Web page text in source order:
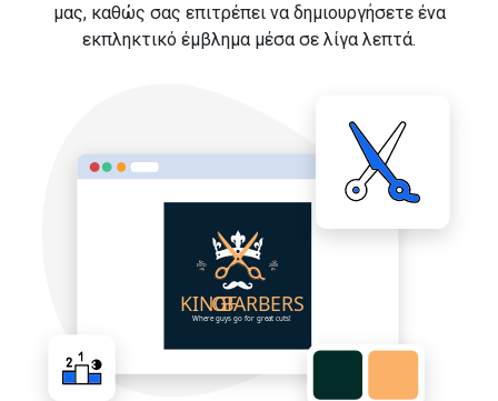
μας, καθώς σας επιτρέπει να δημιουργήσετε ένα
εκπληκτικό έμβλημα μέσα σε λίγα λεπτά.